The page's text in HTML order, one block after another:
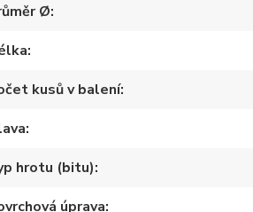
Ø
kusů v balení
hrotu (bitu)
úprava